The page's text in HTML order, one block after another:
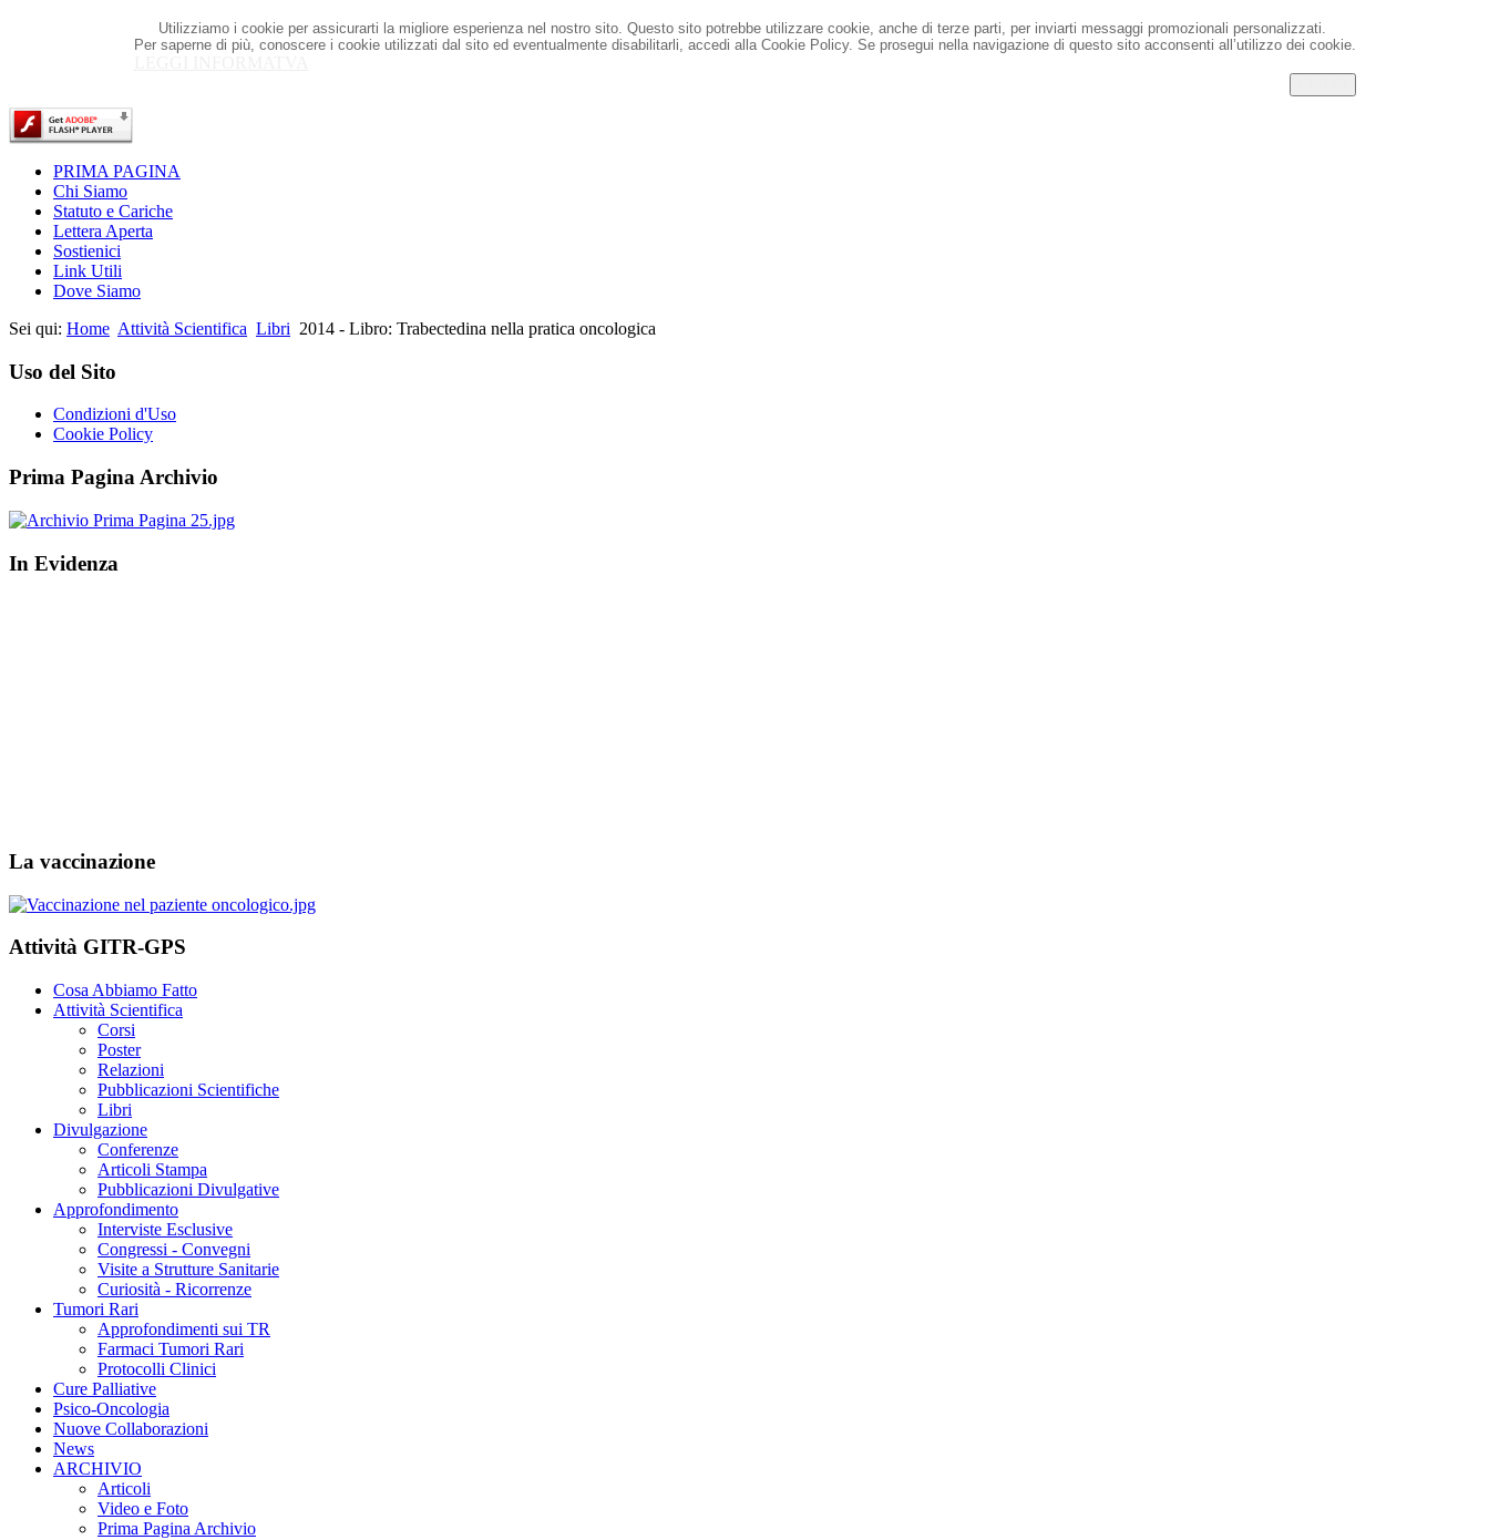
Utilizziamo i cookie per assicurarti la migliore esperienza nel nostro sito. Questo sito potrebbe utilizzare cookie, anche di terze parti, per inviarti messaggi promozionali personalizzati.
Per saperne di più, conoscere i cookie utilizzati dal sito ed eventualmente disabilitarli, accedi alla Cookie Policy. Se prosegui nella navigazione di questo sito acconsenti all’utilizzo dei cookie.
PRIMA PAGINA
Chi Siamo
Statuto e Cariche
Lettera Aperta
Sostienici
Link Utili
Dove Siamo
Sei qui: Home Attività Scientifica Libri 2014 - Libro: Trabectedina nella pratica oncologica
Uso del Sito
Condizioni d'Uso
Cookie Policy
Prima Pagina Archivio
In Evidenza
La vaccinazione
Attività GITR-GPS
Cosa Abbiamo Fatto
Attività Scientifica
Corsi
Poster
Relazioni
Pubblicazioni Scientifiche
Libri
Divulgazione
Conferenze
Articoli Stampa
Pubblicazioni Divulgative
Approfondimento
Interviste Esclusive
Congressi - Convegni
Visite a Strutture Sanitarie
Curiosità - Ricorrenze
Tumori Rari
Approfondimenti sui TR
Farmaci Tumori Rari
Protocolli Clinici
Cure Palliative
Psico-Oncologia
Nuove Collaborazioni
News
ARCHIVIO
Articoli
Video e Foto
Prima Pagina Archivio